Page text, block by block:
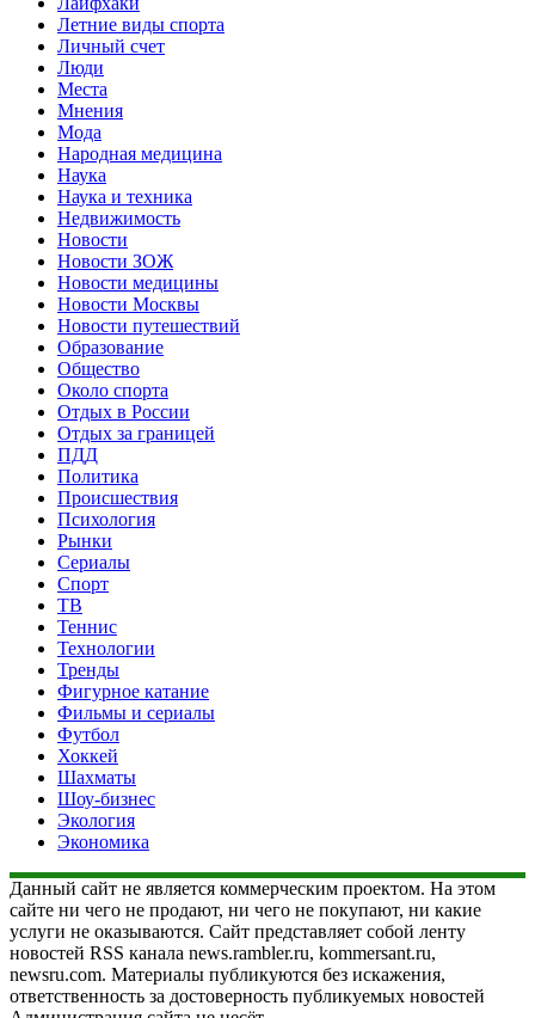
Летние виды спорта
Личный счет
Люди
Места
Мнения
Мода
Народная медицина
Наука
Наука и техника
Недвижимость
Новости
Новости ЗОЖ
Новости медицины
Новости Москвы
Новости путешествий
Образование
Общество
Около спорта
Отдых в России
Отдых за границей
ПДД
Политика
Происшествия
Психология
Рынки
Сериалы
Спорт
ТВ
Теннис
Технологии
Тренды
Фигурное катание
Фильмы и сериалы
Футбол
Хоккей
Шахматы
Шоу-бизнес
Экология
Экономика
Данный сайт не является коммерческим проектом. На этом
сайте ни чего не продают, ни чего не покупают, ни какие
услуги не оказываются. Сайт представляет собой ленту
новостей RSS канала news.rambler.ru, kommersant.ru,
newsru.com. Материалы публикуются без искажения,
ответственность за достоверность публикуемых новостей